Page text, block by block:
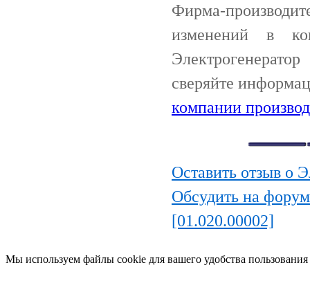
Фирма-
изменений в
сверяйте
компании
Оставить отзыв о
Обсудить на
[01.020.00002]
Мы используем файлы cookie для вашего удобства